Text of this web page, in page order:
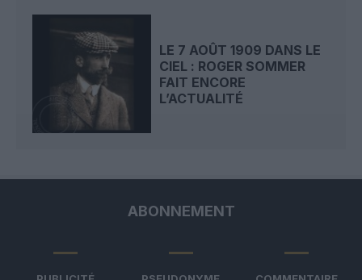
LE 7 AOÛT 1909 DANS LE
CIEL : ROGER SOMMER
FAIT ENCORE
L’ACTUALITÉ
ABONNEMENT